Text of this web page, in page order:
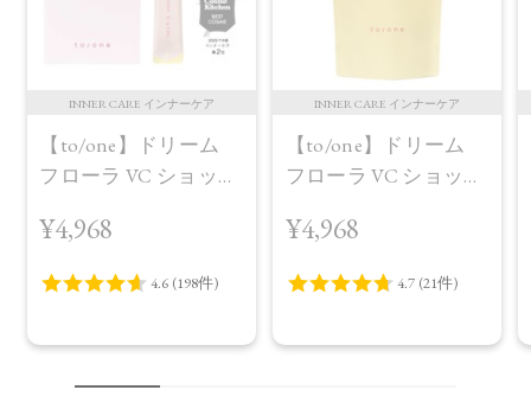
INNER CARE インナーケア
【to/one】ドリーム
フローラ VC ショット
¥4,968
INNER CARE インナーケア
【to/one】ドリーム
フローラ VC ショット
プラス＜限定品＞
¥4,968